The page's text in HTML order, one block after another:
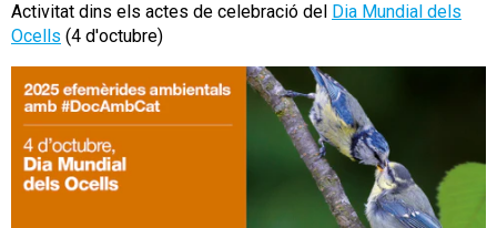
Activitat dins els actes de celebració del Dia Mundial dels
Ocells (4 d'octubre)